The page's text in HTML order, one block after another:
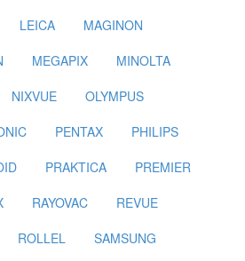
LEICA
MAGINON
MEGAPIX
MINOLTA
NIXVUE
OLYMPUS
PENTAX
PHILIPS
PRAKTICA
PREMIER
RAYOVAC
REVUE
ROLLEL
SAMSUNG